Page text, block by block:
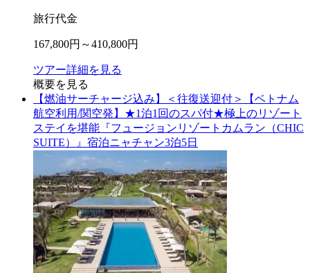
旅行代金
167,800円～410,800円
ツアー詳細を見る
概要を見る
【燃油サーチャージ込み】＜往復送迎付＞【ベトナム
航空利用/関空発】★1泊1回のスパ付★極上のリゾート
ステイを堪能『フュージョンリゾートカムラン（CHIC
SUITE）』宿泊ニャチャン3泊5日